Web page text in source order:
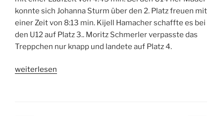
konnte sich Johanna Sturm über den 2. Platz freuen mit
einer Zeit von 8:13 min. Kijell Hamacher schaffte es bei
den U12 auf Platz 3.. Moritz Schmerler verpasste das
Treppchen nur knapp und landete auf Platz 4.
„Erfolgreiche
weiterlesen